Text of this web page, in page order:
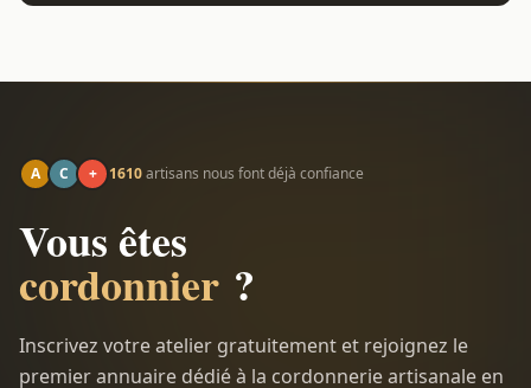
A C + 1610artisans nous font déjà confiance
Vous êtes
cordonnier ?
Inscrivez votre atelier gratuitement et rejoignez le
premier annuaire dédié à la cordonnerie artisanale en